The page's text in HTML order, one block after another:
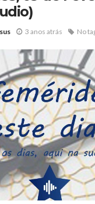
3 anos atrás No